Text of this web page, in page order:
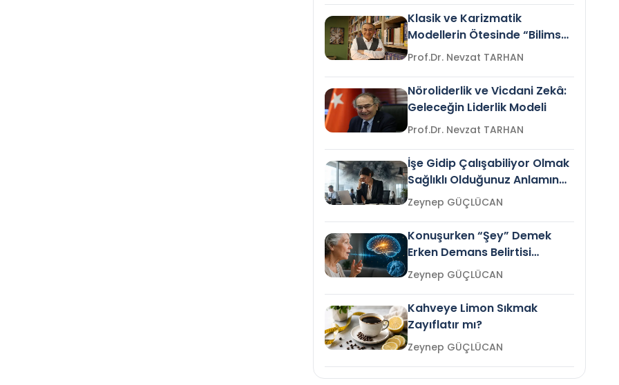
Klasik ve Karizmatik
Modellerin Ötesinde “Bilimsel
Liderlik”
Prof.Dr. Nevzat TARHAN
Nöroliderlik ve Vicdani Zekâ:
Geleceğin Liderlik Modeli
Prof.Dr. Nevzat TARHAN
İşe Gidip Çalışabiliyor Olmak
Sağlıklı Olduğunuz Anlamına
Gelir mi?Zeynep GÜÇLÜCAN
Konuşurken “Şey” Demek
Erken Demans Belirtisi
Olabilir mi?Zeynep GÜÇLÜCAN
Kahveye Limon Sıkmak
Zayıflatır mı?
Zeynep GÜÇLÜCAN